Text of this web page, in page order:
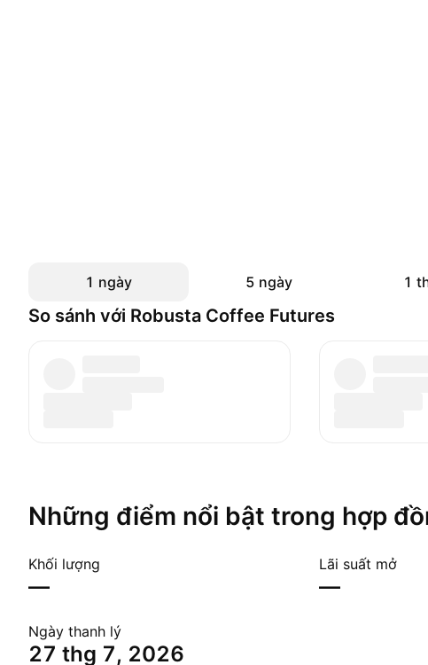
1 ngày 5 ngày 1
So sánh với Robusta Coffee Futures
Những điểm nổi bật trong hợp
Khối lượng
—
Lãi suất mở
—
Ngày thanh lý
27 thg 7, 2026